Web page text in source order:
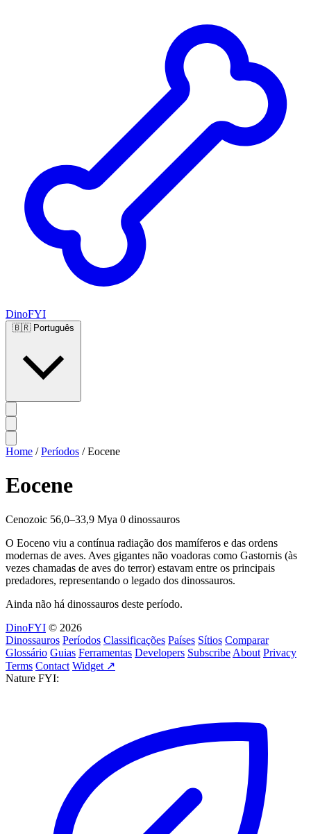
DinoFYI
🇧🇷 Português
Home / Períodos / Eocene
Eocene
Cenozoic 56,0–33,9 Mya 0 dinossauros
O Eoceno viu a contínua radiação dos mamíferos e das ordens
modernas de aves. Aves gigantes não voadoras como Gastornis (às
vezes chamadas de aves do terror) estavam entre os principais
predadores, representando o legado dos dinossauros.
Ainda não há dinossauros deste período.
DinoFYI © 2026
Dinossauros Períodos Classificações Países Sítios Comparar
Glossário Guias Ferramentas Developers Subscribe About Privacy
Terms Contact Widget ↗
Nature FYI: